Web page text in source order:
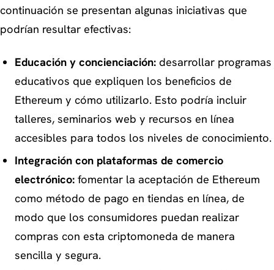
continuación se presentan algunas iniciativas que
podrían resultar efectivas:
Educación y concienciación:desarrollar programas
educativos que expliquen los beneficios de
Ethereum y cómo utilizarlo. Esto podría incluir
talleres, seminarios web y recursos en línea
accesibles para todos los niveles de conocimiento.
Integración con plataformas de comercio
electrónico:fomentar la aceptación de Ethereum
como método de pago en tiendas en línea, de
modo que los consumidores puedan realizar
compras con esta criptomoneda de manera
sencilla y segura.